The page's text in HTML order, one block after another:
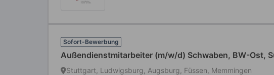
Sofort-Bewerbung
Außendienstmitarbeiter (m/w/d) Schwaben, BW-Ost,
Stuttgart, Ludwigsburg, Augsburg, Füssen, Memmingen